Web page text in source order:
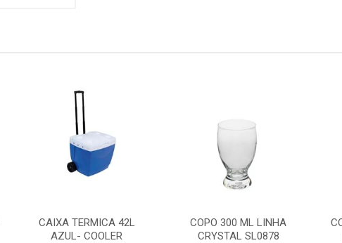
CAIXA TERMICA 42L
AZUL- COOLER
COPO 300 ML LINHA
CRYSTAL SL0878